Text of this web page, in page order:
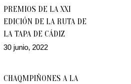
PREMIOS DE LA XXI
EDICIÓN DE LA RUTA DE
LA TAPA DE CÁDIZ
30 junio, 2022
CHAQMPIÑONES A LA